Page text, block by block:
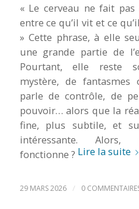
« Le cerveau ne fait
entre ce qu’il vit et ce
» Cette phrase, à elle
une grande partie de
Pourtant, elle reste
mystère, de
parle de contrôle, de
pouvoir… alors que la
fine, plus subtile, et
intéressante. Alors,
fonctionne ? Lire la suite
29 MARS 2026 / 0